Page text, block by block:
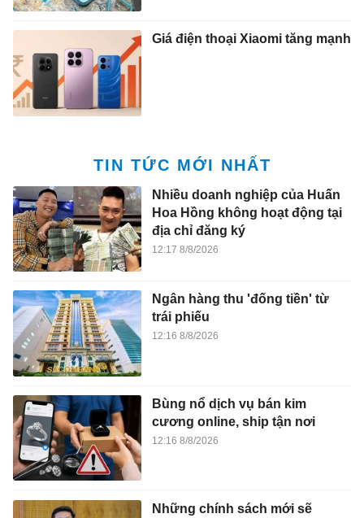
Giá điện thoại Xiaomi tăng mạnh
TIN TỨC MỚI NHẤT
Nhiều doanh nghiệp của Huấn
Hoa Hồng không hoạt động tại
địa chỉ đăng ký
12:17 8/8/2026
Ngân hàng thu 'đống tiền' từ
trái phiếu
12:16 8/8/2026
Bùng nổ dịch vụ bán kim
cương online, ship tận nơi
12:16 8/8/2026
Những chính sách mới sẽ